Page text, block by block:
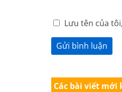
Lưu tên của
Các bài viết mới